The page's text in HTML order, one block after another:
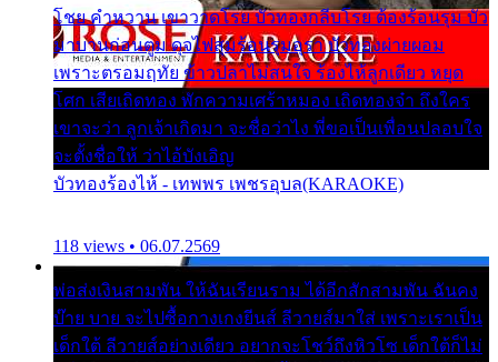
โชย คำหวาน เขาวาดโรย บัวทองกลีบโรย ต้องร้อนรุม บัว
มาบานก่อนตูม ดุจไฟสุมร้อนรุมอุรา บัวทองผ่ายผอม
เพราะตรอมฤทัย ข้าวปลาไม่สนใจ ร้องไห้ลูกเดียว หยุด
โศก เสียเถิดทอง พักความเศร้าหมอง เถิดทองจ๋า ถึงใคร
เขาจะว่า ลูกเจ้าเกิดมา จะชื่อว่าไง พี่ขอเป็นเพื่อนปลอบใจ
จะตั้งชื่อให้ ว่าไอ้บังเอิญ
บัวทองร้องไห้ - เทพพร เพชรอุบล(KARAOKE)
118 views • 06.07.2569
พ่อส่งเงินสามพัน ให้ฉันเรียนราม ได้อีกสักสามพัน ฉันคง
บ๊าย บาย จะไปซื้อกางเกงยีนส์ ลีวายส์มาใส่ เพราะเราเป็น
เด็กใต้ ลีวายส์อย่างเดียว อยากจะโชว์ถึงหิวโซ เด็กใต้ก็ไม่